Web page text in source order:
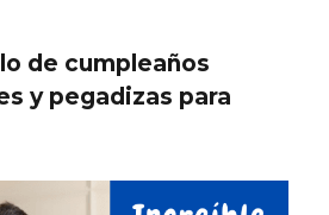
de cumpleaños
y pegadizas para